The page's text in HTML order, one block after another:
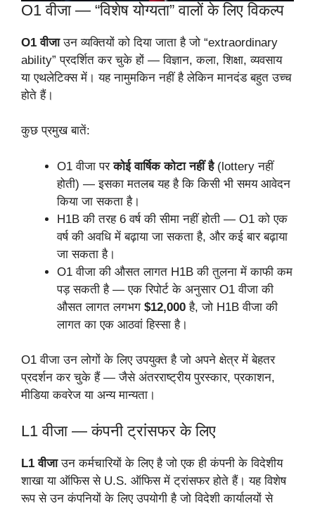
O1 वीजा — “विशेष योग्यता” वालों के लिए विकल्प
O1 वीजाउन व्यक्तियों को दिया जाता है जो “extraordinary
ability” प्रदर्शित कर चुके हों — विज्ञान, कला, शिक्षा, व्यवसाय
या एथलेटिक्स में। यह नामुमकिन नहीं है लेकिन मानदंड बहुत उच्च
होते हैं।
कुछ प्रमुख बातें:
O1 वीजा परकोई वार्षिक कोटा नहीं है(lottery नहीं
होती) — इसका मतलब यह है कि किसी भी समय आवेदन
किया जा सकता है।
H1B की तरह 6 वर्ष की सीमा नहीं होती — O1 को एक
वर्ष की अवधि में बढ़ाया जा सकता है, और कई बार बढ़ाया
जा सकता है।
O1 वीजा की औसत लागत H1B की तुलना में काफी कम
पड़ सकती है — एक रिपोर्ट के अनुसार O1 वीजा की
औसत लागत लगभग $12,000 है, जो H1B वीजा की
लागत का एक आठवां हिस्सा है।
O1 वीजा उन लोगों के लिए उपयुक्त है जो अपने क्षेत्र में बेहतर
प्रदर्शन कर चुके हैं — जैसे अंतरराष्ट्रीय पुरस्कार, प्रकाशन,
मीडिया कवरेज या अन्य मान्यता।
L1 वीजा — कंपनी ट्रांसफर के लिए
L1 वीजाउन कर्मचारियों के लिए है जो एक ही कंपनी के विदेशीय
शाखा या ऑफिस से U.S. ऑफिस में ट्रांसफर होते हैं। यह विशेष
रूप से उन कंपनियों के लिए उपयोगी है जो विदेशी कार्यालयों से